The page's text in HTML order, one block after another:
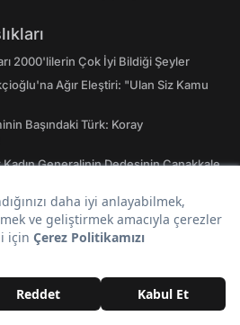
2000'lilerin Çok İyi Bildiği Şeyler
Ağır Eleştiri: "Ulan Siz Kamu
Başındaki Türk: Koray
Generalinin Dedesinin Çanakkale
Türkiye'nin En Yüksek Puanlı
Çıktı